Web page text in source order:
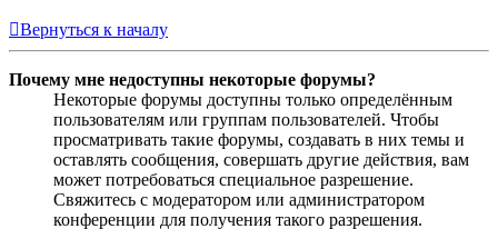
Вернуться к началу
Почему мне недоступны некоторые форумы?
Некоторые форумы доступны только определённым
пользователям или группам пользователей. Чтобы
просматривать такие форумы, создавать в них темы и
оставлять сообщения, совершать другие действия, вам
может потребоваться специальное разрешение.
Свяжитесь с модератором или администратором
конференции для получения такого разрешения.